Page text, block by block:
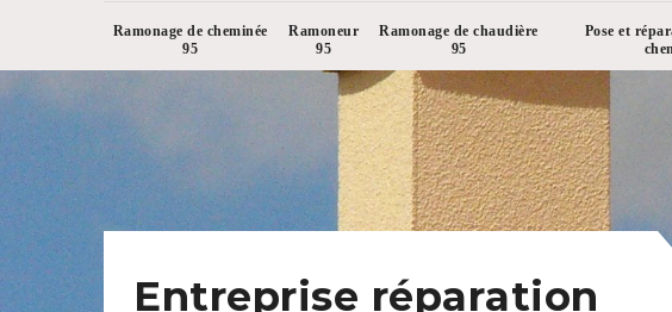
Ramonage de cheminée
95
Ramoneur
95
Ramonage de chaudière
95
Pose et
Entreprise réparation